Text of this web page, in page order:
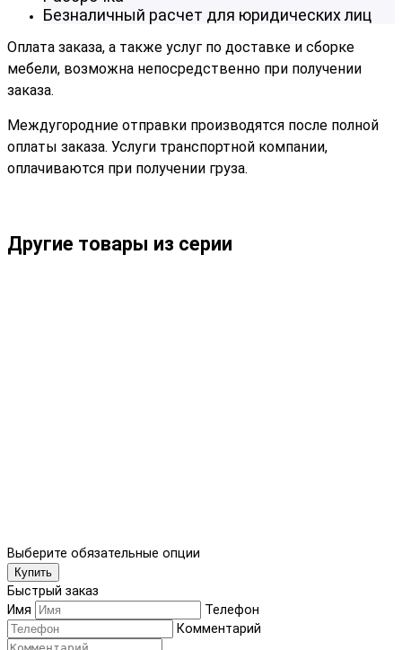
Безналичный расчет для юридических лиц
Оплата заказа, а также услуг по доставке и сборке
мебели, возможна непосредственно при получении
заказа.
Междугородние отправки производятся после полной
оплаты заказа. Услуги транспортной компании,
оплачиваются при получении груза.
Другие товары из серии
Выберите обязательные опции
Купить
Быстрый заказ
Имя
Телефон
Комментарий